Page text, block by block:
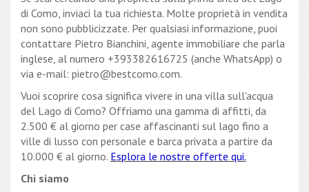
di Como, inviaci la tua richiesta. Molte proprietà in vendita
non sono pubblicizzate. Per qualsiasi informazione, puoi
contattare Pietro Bianchini, agente immobiliare che parla
inglese, al numero +393382616725 (anche WhatsApp) o
via e-mail: pietro@bestcomo.com.
Vuoi scoprire cosa significa vivere in una villa sull'acqua
del Lago di Como? Offriamo una gamma di affitti, da
2.500 € al giorno per case affascinanti sul lago fino a
ville di lusso con personale e barca privata a partire da
10.000 € al giorno. Esplora le nostre offerte qui.
Chi siamo